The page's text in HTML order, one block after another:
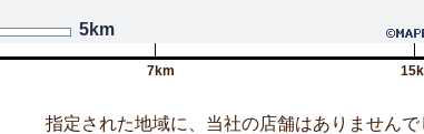
5km
7km
指定された地域に、当社の店舗はありませんで